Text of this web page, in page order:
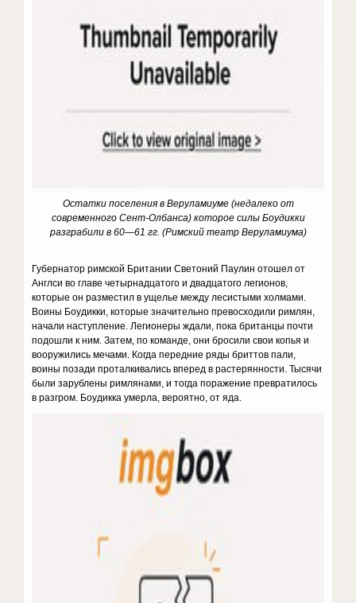
Остатки поселения в Веруламиуме (недалеко от
современного Сент-Олбанса) которое силы Боудикки
разграбили в 60—61 гг. (Римский театр Веруламиума)
Губернатор римской Британии Светоний Паулин отошел от
Англси во главе четырнадцатого и двадцатого легионов,
которые он разместил в ущелье между лесистыми холмами.
Воины Боудикки, которые значительно превосходили римлян,
начали наступление. Легионеры ждали, пока британцы почти
подошли к ним. Затем, по команде, они бросили свои копья и
вооружились мечами. Когда передние ряды бриттов пали,
воины позади проталкивались вперед в растерянности. Тысячи
были зарублены римлянами, и тогда поражение превратилось
в разгром. Боудикка умерла, вероятно, от яда.